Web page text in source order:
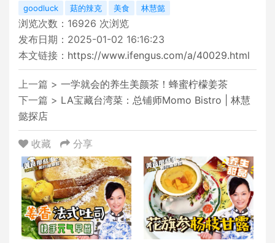
goodluck
菇的辣克 美食 林慧懿
浏览次数： 16926 次浏览
发布日期：2025-01-02 16:16:23
本文链接： https://www.ifengus.com/a/40029.html
上一篇 > 一学就会的养生美颜茶！蜂蜜柠檬姜茶
下一篇 > LA宝藏台湾菜：总铺师Momo Bistro | 林慧
懿探店
收藏 分享